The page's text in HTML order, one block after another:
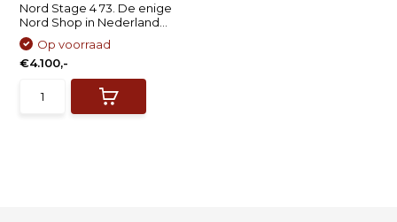
Nord Stage 4 73. De enige
Nord Shop in Nederland...
Op voorraad
€4.100,-